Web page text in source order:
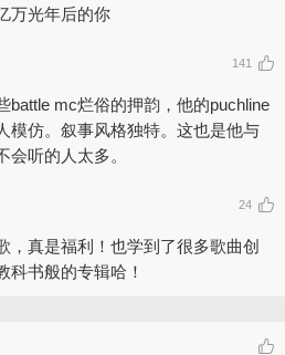
万光年后的你
141
battle mc烂俗的押韵，他的puchline
模仿。叙事风格独特。这也是他与
会听的人太多。
24
，真是福利！也学到了很多歌曲创
科书般的专辑哈！